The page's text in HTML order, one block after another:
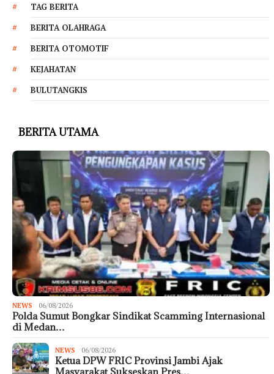
TAG BERITA
BERITA OLAHRAGA
BERITA OTOMOTIF
KEJAHATAN
BULUTANGKIS
BERITA UTAMA
NEWS 06/08/2026
Polda Sumut Bongkar Sindikat Scamming Internasional
di Medan…
NEWS 06/08/2026
Ketua DPW FRIC Provinsi Jambi Ajak